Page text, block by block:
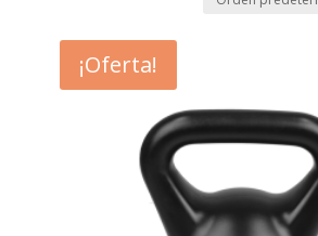
¡Oferta!